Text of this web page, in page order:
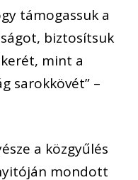
támogassuk a
biztosítsuk
mint a
sarokkövét” –
a közgyűlés
mondott